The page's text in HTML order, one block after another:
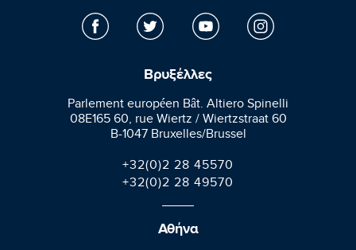
Βρυξέλλες
Parlement européen Bât. Altiero Spinelli
08E165 60, rue Wiertz / Wiertzstraat 60
B-1047 Bruxelles/Brussel
+32(0)2 28 45570
+32(0)2 28 49570
Αθήνα